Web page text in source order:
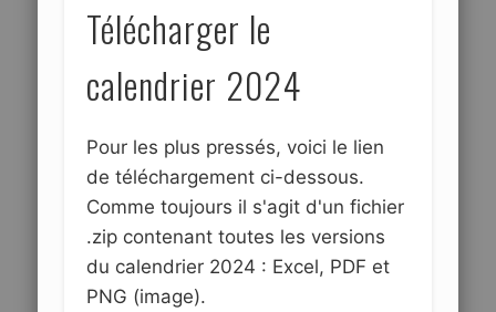
Télécharger le
calendrier 2024
Pour les plus pressés, voici le lien
de téléchargement ci-dessous.
Comme toujours il s'agit d'un fichier
.zip contenant toutes les versions
du calendrier 2024 : Excel, PDF et
PNG (image).